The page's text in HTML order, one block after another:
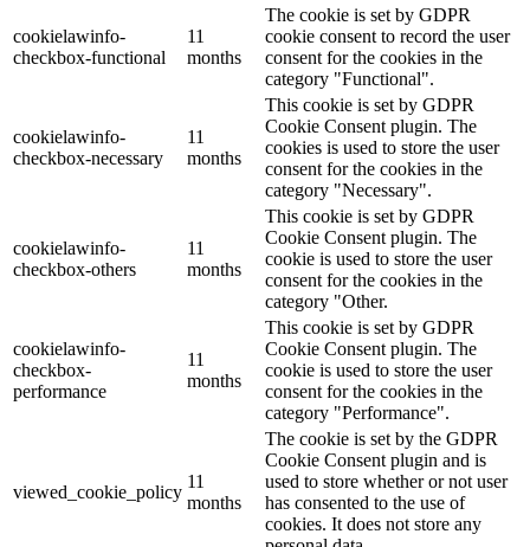
cookielawinfo-
checkbox-functional
11
months
The cookie is set by GDPR
cookie consent to record the user
consent for the cookies in the
category "Functional".
cookielawinfo-
checkbox-necessary
11
months
This cookie is set by GDPR
Cookie Consent plugin. The
cookies is used to store the user
consent for the cookies in the
category "Necessary".
cookielawinfo-
checkbox-others
11
months
This cookie is set by GDPR
Cookie Consent plugin. The
cookie is used to store the user
consent for the cookies in the
category "Other.
cookielawinfo-
checkbox-
performance
11
months
This cookie is set by GDPR
Cookie Consent plugin. The
cookie is used to store the user
consent for the cookies in the
category "Performance".
viewed_cookie_policy
11
months
The cookie is set by the GDPR
Cookie Consent plugin and is
used to store whether or not user
has consented to the use of
cookies. It does not store any